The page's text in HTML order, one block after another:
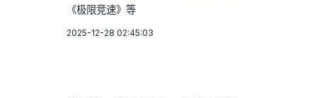
《极限竞速》等
2025-12-28 02:45:03